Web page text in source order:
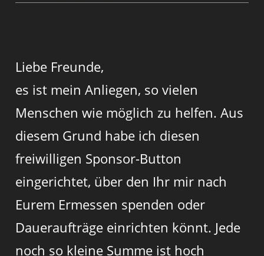
Liebe Freunde,
es ist mein Anliegen, so vielen
Menschen wie möglich zu helfen. Aus
diesem Grund habe ich diesen
freiwilligen Sponsor-Button
eingerichtet, über den Ihr mir nach
Eurem Ermessen spenden oder
Daueraufträge einrichten könnt. Jede
noch so kleine Summe ist hoch